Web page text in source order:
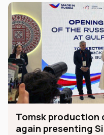
Tomsk production
again presenting